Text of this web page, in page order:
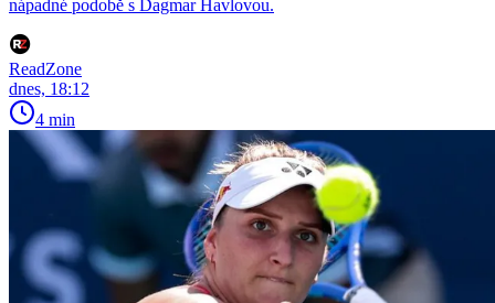
nápadné podobě s Dagmar Havlovou.
ReadZone
dnes, 18:12
4 min